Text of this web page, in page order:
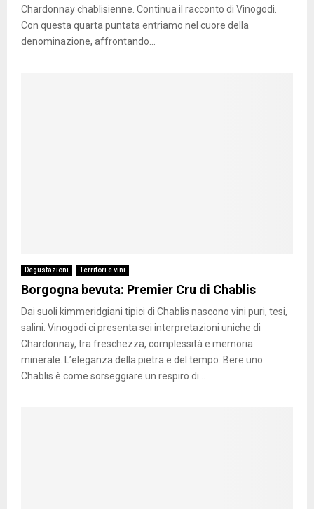
Chardonnay chablisienne. Continua il racconto di Vinogodi.
Con questa quarta puntata entriamo nel cuore della
denominazione, affrontando...
Degustazioni Territori e vini
Borgogna bevuta: Premier Cru di Chablis
Dai suoli kimmeridgiani tipici di Chablis nascono vini puri, tesi,
salini. Vinogodi ci presenta sei interpretazioni uniche di
Chardonnay, tra freschezza, complessità e memoria
minerale. L’eleganza della pietra e del tempo. Bere uno
Chablis è come sorseggiare un respiro di...